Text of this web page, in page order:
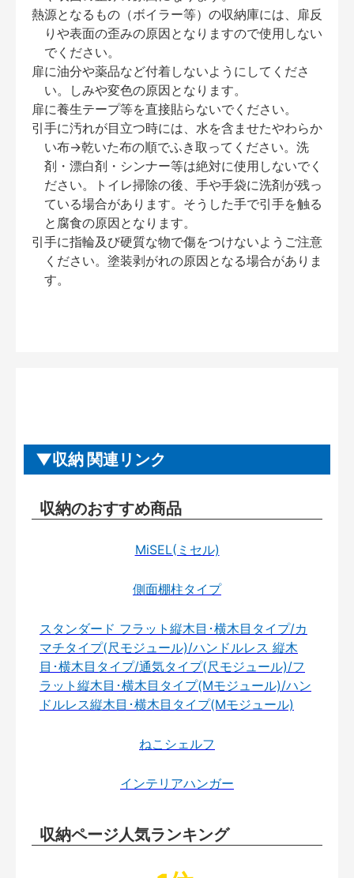
熱源となるもの（ボイラー等）の収納庫には、扉反
りや表面の歪みの原因となりますので使用しない
でください。
扉に油分や薬品など付着しないようにしてくださ
い。しみや変色の原因となります。
扉に養生テープ等を直接貼らないでください。
引手に汚れが目立つ時には、水を含ませたやわらか
い布→乾いた布の順でふき取ってください。洗
剤・漂白剤・シンナー等は絶対に使用しないでく
ださい。トイレ掃除の後、手や手袋に洗剤が残っ
ている場合があります。そうした手で引手を触る
と腐食の原因となります。
引手に指輪及び硬質な物で傷をつけないようご注意
ください。塗装剥がれの原因となる場合がありま
す。
収納 関連リンク
収納のおすすめ商品
MiSEL(ミセル)
側面棚柱タイプ
スタンダード フラット縦木目･横木目タイプ/カ
マチタイプ(尺モジュール)/ハンドルレス 縦木
目･横木目タイプ/通気タイプ(尺モジュール)/フ
ラット縦木目･横木目タイプ(Mモジュール)/ハン
ドルレス縦木目･横木目タイプ(Mモジュール)
ねこシェルフ
インテリアハンガー
収納ページ人気ランキング